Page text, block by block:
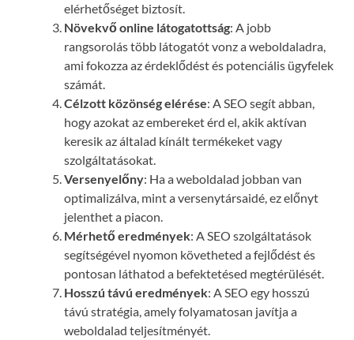
elérhetőséget biztosít.
Növekvő online látogatottság: A jobb
rangsorolás több látogatót vonz a weboldaladra,
ami fokozza az érdeklődést és potenciális ügyfelek
számát.
Célzott közönség elérése: A SEO segít abban,
hogy azokat az embereket érd el, akik aktívan
keresik az általad kínált termékeket vagy
szolgáltatásokat.
Versenyelőny: Ha a weboldalad jobban van
optimalizálva, mint a versenytársaidé, ez előnyt
jelenthet a piacon.
Mérhető eredmények: A SEO szolgáltatások
segítségével nyomon követheted a fejlődést és
pontosan láthatod a befektetésed megtérülését.
Hosszú távú eredmények: A SEO egy hosszú
távú stratégia, amely folyamatosan javítja a
weboldalad teljesítményét.